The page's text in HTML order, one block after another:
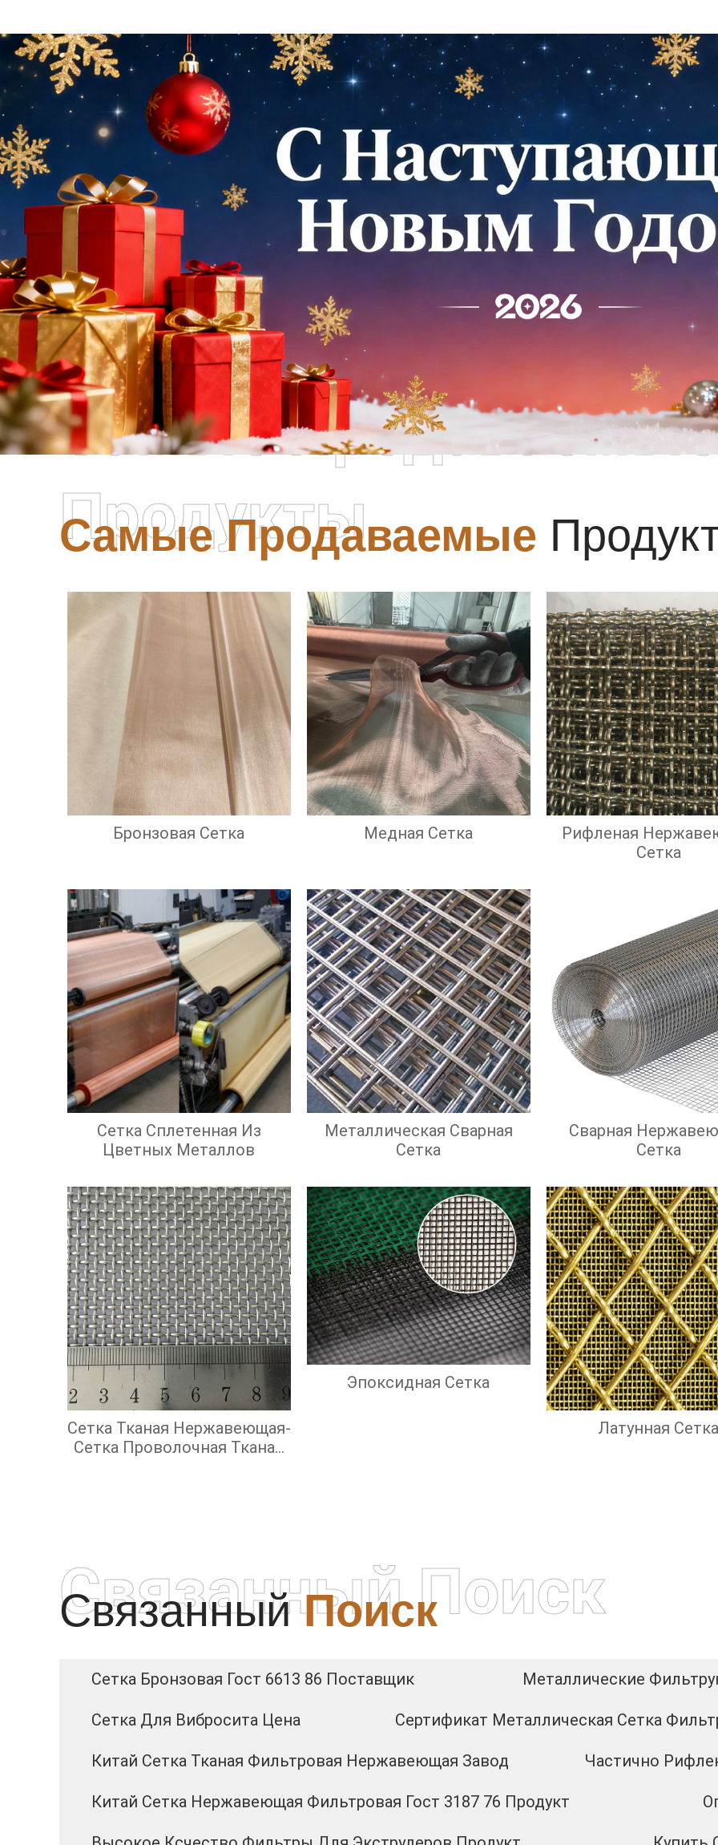
Самые Продаваемые
Самые Продаваемые
Продукты
Бронзовая Сетка Медная Сетка
Рифленая
Сетка
Сетка Сплетенная Из
Цветных Металлов
Металлическая Сварная
Сетка
Сварная
Сетка
Сетка Тканая Нержавеющая-
Сетка Проволочная Тканая
Эпоксидная Сетка
Латунная Сетка
СвязанныйПоиск
Связанный Поиск
Сетка Бронзовая Гост 6613 86 Поставщик Металлические
Сетка Для Вибросита Цена Сертификат Металлическая Сетка
Китай Сетка Тканая Фильтровая Нержавеющая Завод Частично
Китай Сетка Нержавеющая Фильтровая Гост 3187 76 Продукт